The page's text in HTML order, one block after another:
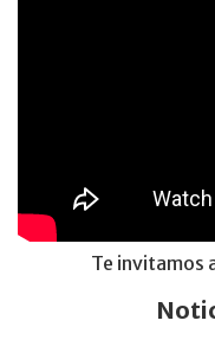
Te invitamos